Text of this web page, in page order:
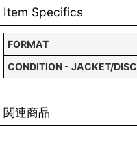
Item Specifics
FORMAT
CONDITION - JACKET/DISC
関連商品